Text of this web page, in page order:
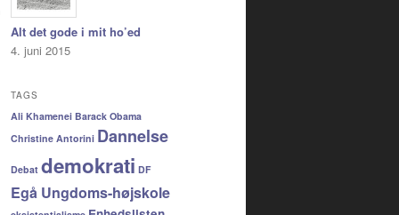
Alt det gode i mit ho’ed
4. juni 2015
TAGS
Ali Khamenei Barack Obama
Christine Antorini Dannelse
Debat demokrati DF
Egå Ungdoms-højskole